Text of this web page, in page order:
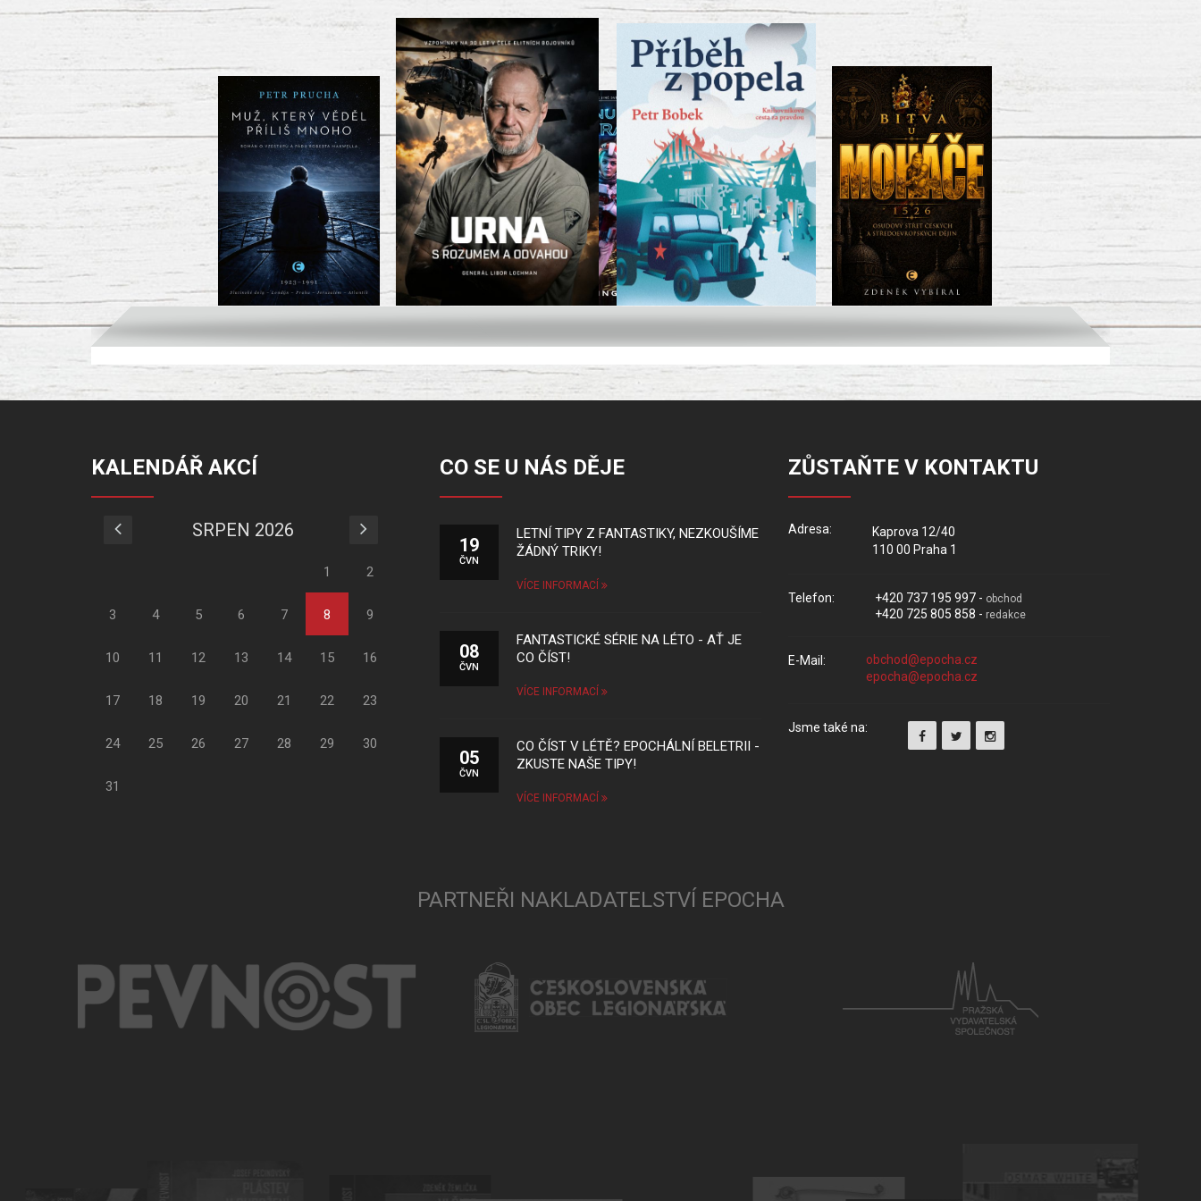
KALENDÁŘ AKCÍ
SRPEN 2026
1 2
3 4 5 6 7 8 9
10 11 12 13 14 15 16
17 18 19 20 21 22 23
24 25 26 27 28 29 30
31
CO SE U NÁS DĚJE
19
ČVN
LETNÍ TIPY Z FANTASTIKY, NEZKOUŠÍME
ŽÁDNÝ TRIKY!
VÍCE INFORMACÍ
08
ČVN
FANTASTICKÉ SÉRIE NA LÉTO - AŤ JE
CO ČÍST!
VÍCE INFORMACÍ
05
ČVN
CO ČÍST V LÉTĚ? EPOCHÁLNÍ BELETRII -
ZKUSTE NAŠE TIPY!
VÍCE INFORMACÍ
ZŮSTAŇTE V KONTAKTU
Adresa:
Kaprova 12/40
110 00 Praha 1
Telefon: +420 737 195 997 - obchod
+420 725 805 858 - redakce
E-Mail:
Jsme také na:
PARTNEŘI NAKLADATELSTVÍ EPOCHA